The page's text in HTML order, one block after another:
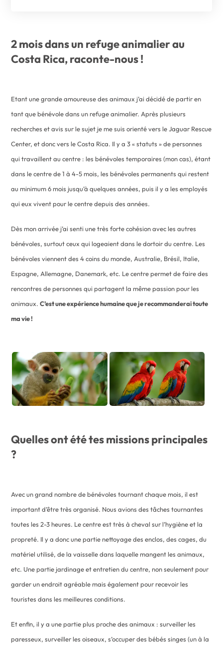
2 mois dans un refuge animalier au
Costa Rica, raconte-nous !
Etant une grande amoureuse des animaux j’ai décidé de partir en
tant que bénévole dans un refuge animalier. Après plusieurs
recherches et avis sur le sujet je me suis orienté vers le Jaguar Rescue
Center, et donc vers le Costa Rica. Il y a 3 « statuts » de personnes
qui travaillent au centre : les bénévoles temporaires (mon cas), étant
dans le centre de 1 à 4-5 mois, les bénévoles permanents qui restent
au minimum 6 mois jusqu’à quelques années, puis il y a les employés
qui eux vivent pour le centre depuis des années.
Dès mon arrivée j’ai senti une très forte cohésion avec les autres
bénévoles, surtout ceux qui logeaient dans le dortoir du centre. Les
bénévoles viennent des 4 coins du monde, Australie, Brésil, Italie,
Espagne, Allemagne, Danemark, etc. Le centre permet de faire des
rencontres de personnes qui partagent la même passion pour les
animaux.C’est une expérience humaine que je recommanderai toute
ma vie !
Quelles ont été tes missions principales
?
Avec un grand nombre de bénévoles tournant chaque mois, il est
important d’être très organisé. Nous avions des tâches tournantes
toutes les 2-3 heures. Le centre est très à cheval sur l’hygiène et la
propreté. Il y a donc une partie nettoyage des enclos, des cages, du
matériel utilisé, de la vaisselle dans laquelle mangent les animaux,
etc. Une partie jardinage et entretien du centre, non seulement pour
garder un endroit agréable mais également pour recevoir les
touristes dans les meilleures conditions.
Et enfin, il y a une partie plus proche des animaux : surveiller les
paresseux, surveiller les oiseaux, s’occuper des bébés singes (un à la